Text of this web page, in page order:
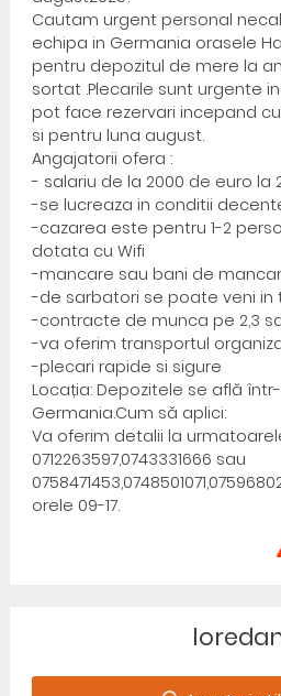
Cautam urgent personal
echipa in Germania orasele
pentru depozitul de mere la
sortat .Plecarile sunt urgente
pot face rezervari incepand
si pentru luna august.
Angajatorii ofera :
- salariu de la 2000 de euro la
-se lucreaza in conditii
-cazarea este pentru 1-2
dotata cu Wifi
-mancare sau bani de
-de sarbatori se poate veni in
-contracte de munca pe 2,3
-va oferim transportul
-plecari rapide si sigure
Locația: Depozitele se află
Germania.Cum să aplici:
Va oferim detalii la
0712263597,0743331666 sau
orele 09-17.